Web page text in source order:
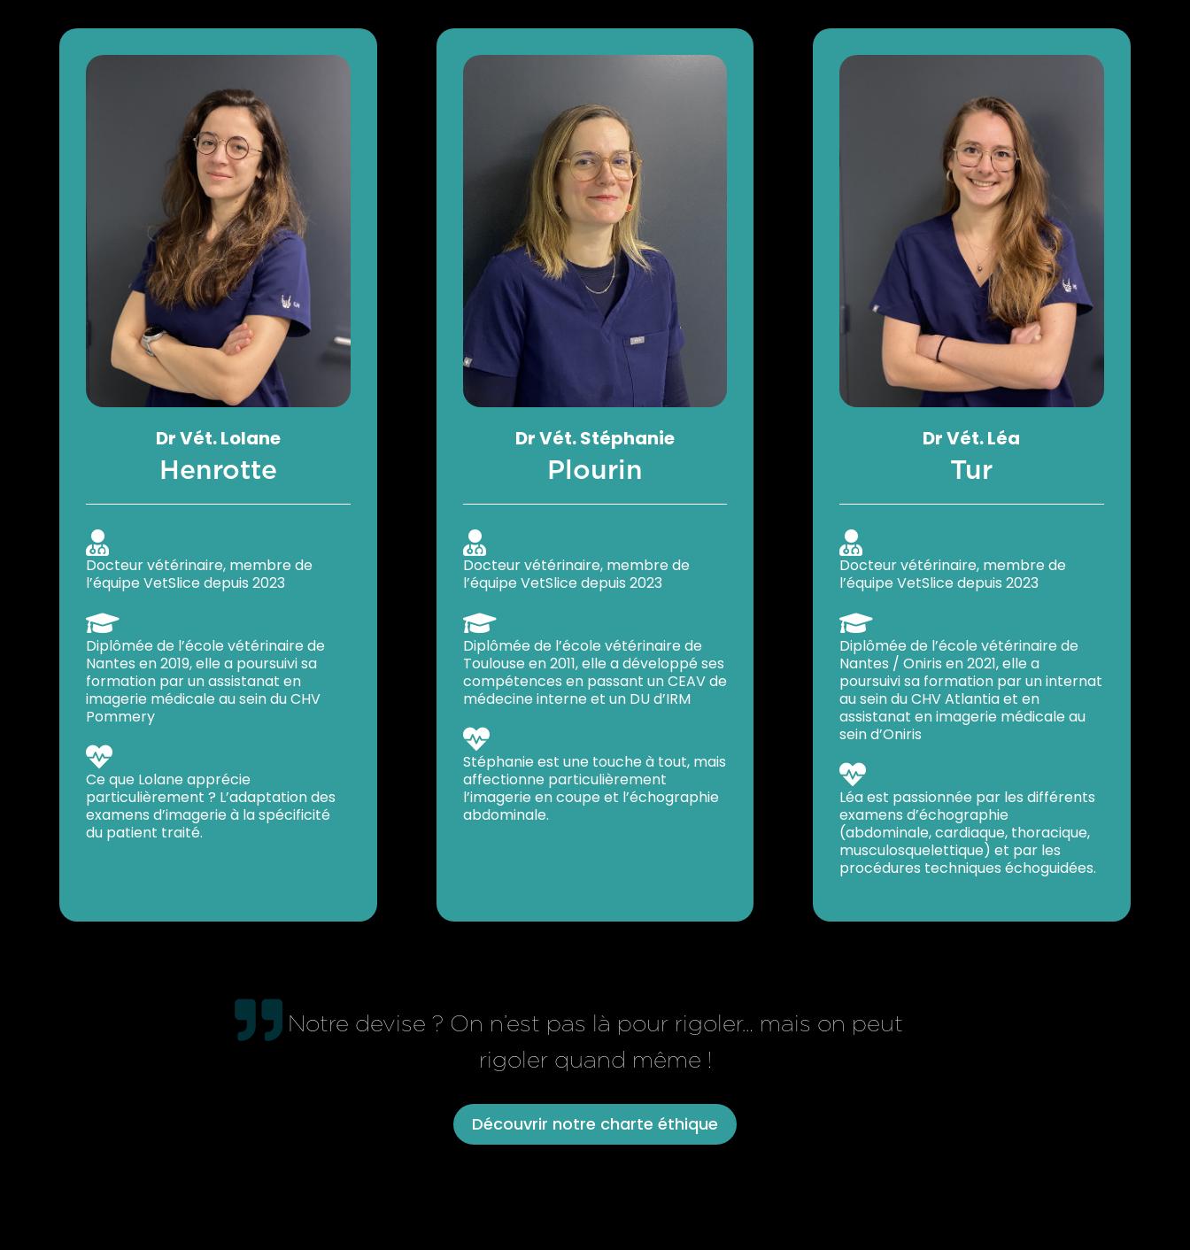
DrVét.Lolane
Henrotte

Docteur vétérinaire, membre de
l’équipe VetSlice depuis 2023

Diplômée de l’école vétérinaire de
Nantes en 2019, elle a poursuivi sa
formation par un assistanat en
imagerie médicale au sein du CHV
Pommery

Ce que Lolane apprécie
particulièrement ? L’adaptation des
examens d’imagerie à la spécificité
du patient traité.
DrVét.Stéphanie
Plourin

Docteur vétérinaire, membre de
l’équipe VetSlice depuis 2023

Diplômée de l’école vétérinaire de
Toulouse en 2011, elle a développé ses
compétences en passant un CEAV de
médecine interne et un DU d’IRM

Stéphanie est une touche à tout, mais
affectionne particulièrement
l’imagerie en coupe et l’échographie
abdominale.
DrVét.Léa
Tur

Docteur vétérinaire, membre de
l’équipe VetSlice depuis 2023

Diplômée de l’école vétérinaire de
Nantes / Oniris en 2021, elle a
poursuivi sa formation par un internat
au sein du CHV Atlantia et en
assistanat en imagerie médicale au
sein d’Oniris

Léa est passionnée par les différents
examens d’échographie
(abdominale, cardiaque, thoracique,
musculosquelettique) et par les
procédures techniques échoguidées.
Notre devise ? On n’est pas là pour rigoler… mais on peut
rigoler quand même !
Découvrir notre charte éthique